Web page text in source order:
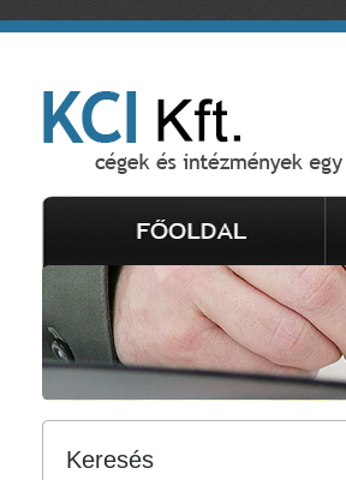
Keresés